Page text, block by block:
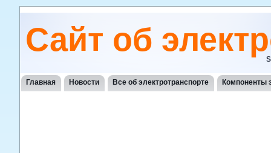
Сайт об
Главная Новости Все об электротранспорте Компоненты